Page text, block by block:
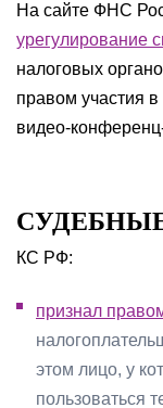
На сайте ФНС
урегулирование
налоговых
правом участия
видео-
КС РФ:
признал
этом лицо, у
пользоваться